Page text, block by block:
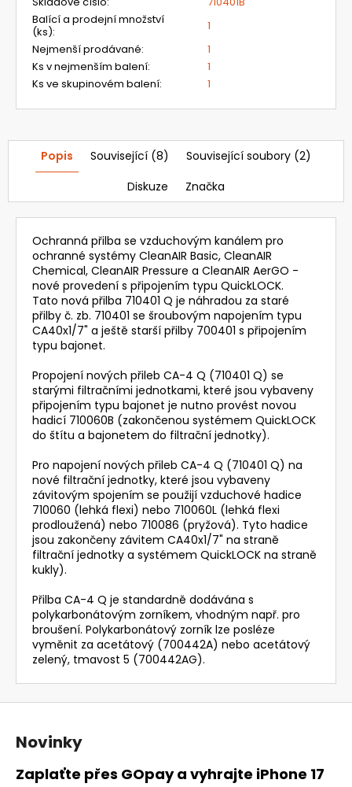
Balící a prodejní množství
(ks):
1
Nejmenší prodávané:
1
Ks v nejmenším balení:
1
Ks ve skupinovém balení: 1
Popis Související (8)
Související soubory (2)
Diskuze
Značka
Ochranná přilba se vzduchovým kanálem pro
ochranné systémy CleanAIR Basic, CleanAIR
Chemical, CleanAIR Pressure a CleanAIR AerGO -
nové provedení s připojením typu QuickLOCK.
Tato nová přilba 710401 Q je náhradou za staré
přilby č. zb. 710401 se šroubovým napojením typu
CA40x1/7" a ještě starší přilby 700401 s připojením
typu bajonet.
Propojení nových přileb CA-4 Q (710401 Q) se
starými filtračními jednotkami, které jsou vybaveny
připojením typu bajonet je nutno provést novou
hadicí 710060B (zakončenou systémem QuickLOCK
do štítu a bajonetem do filtrační jednotky).
Pro napojení nových přileb CA-4 Q (710401 Q) na
nové filtrační jednotky, které jsou vybaveny
závitovým spojením se použijí vzduchové hadice
710060 (lehká flexi) nebo 710060L (lehká flexi
prodloužená) nebo 710086 (pryžová). Tyto hadice
jsou zakončeny závitem CA40x1/7" na straně
filtrační jednotky a systémem QuickLOCK na straně
kukly).
Přilba CA-4 Q je standardně dodávána s
polykarbonátovým zorníkem, vhodným např. pro
broušení. Polykarbonátový zorník lze posléze
vyměnit za acetátový (700442A) nebo acetátový
zelený, tmavost 5 (700442AG).
Z
Novinky
Zaplaťte přes GOpay a vyhrajte iPhone 17